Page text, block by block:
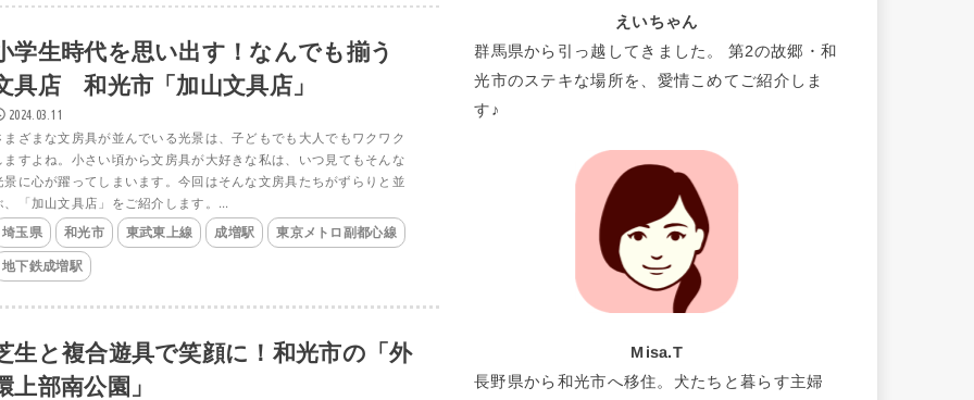
学生時代を思い出す！なんでも揃う
具店 和光市「加山文具店」
2024.03.11
まざまな文房具が並んでいる光景は、子どもでも大人でもワクワク
ますよね。小さい頃から文房具が大好きな私は、いつ見てもそんな
景に心が躍ってしまいます。今回はそんな文房具たちがずらりと並
、「加山文具店」をご紹介します。...
埼玉県 和光市 東武東上線 成増駅 東京メトロ副都心線
地下鉄成増駅
生と複合遊具で笑顔に！和光市の「外
上部南公園」
えいちゃん
群馬県から引っ越してきました。 第2の故郷・和
光市のステキな場所を、愛情こめてご紹介しま
す♪
Misa.T
長野県から和光市へ移住。犬たちと暮らす主婦